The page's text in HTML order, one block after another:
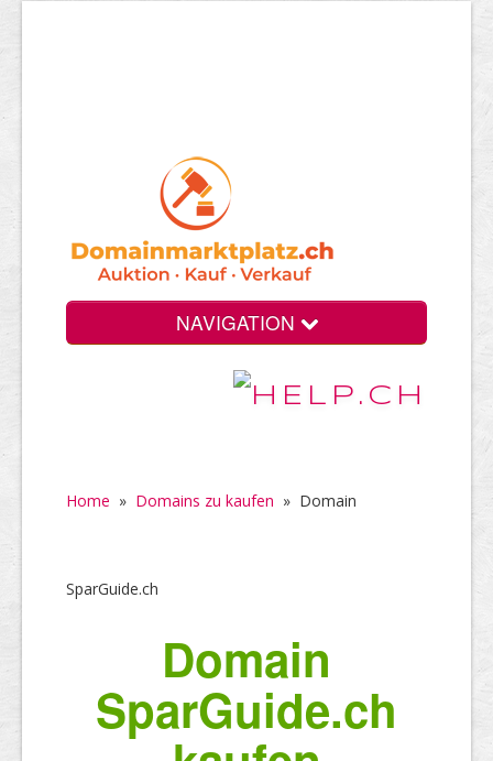
NAVIGATION
Home » Domains zu kaufen » Domain
SparGuide.ch
Domain
SparGuide.ch